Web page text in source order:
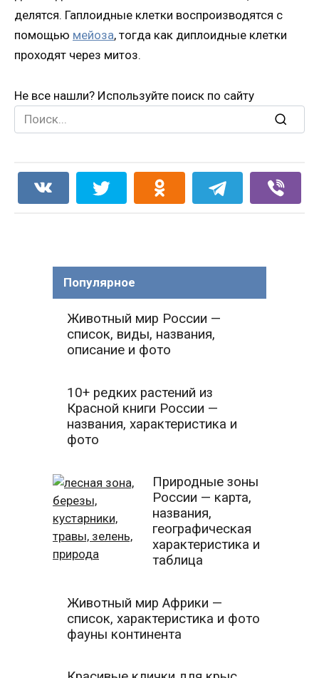
делятся. Гаплоидные клетки воспроизводятся с
помощью мейоза, тогда как диплоидные клетки
проходят через митоз.
Не все нашли? Используйте поиск по сайту
Search
for:
Популярное
Животный мир России —
список, виды, названия,
описание и фото
10+ редких растений из
Красной книги России —
названия, характеристика и
фото
Природные зоны
России — карта,
названия,
географическая
характеристика и
таблица
Животный мир Африки —
список, характеристика и фото
фауны континента